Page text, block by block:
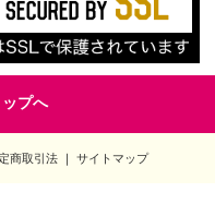
プへ
商取引法 サイトマップ